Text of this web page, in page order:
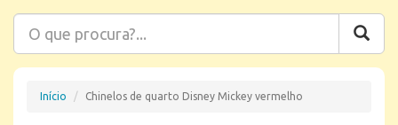
Início Chinelos de quarto Disney Mickey vermelho